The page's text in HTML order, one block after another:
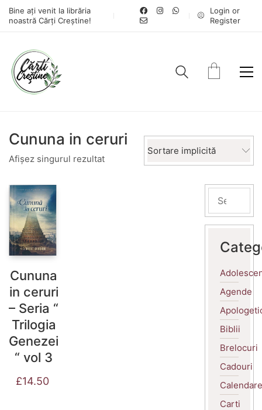
Bine ați venit la librăria
noastră Cărți Creștine!
Login or
Register
Cununa in ceruri
Afișez singurul rezultat
Sortare implicită
Cununa
in ceruri
– Seria “
Trilogia
Genezei
“ vol 3
£14.50
Agende
Biblii
Brelocuri
Cadouri
Calendare
Carti